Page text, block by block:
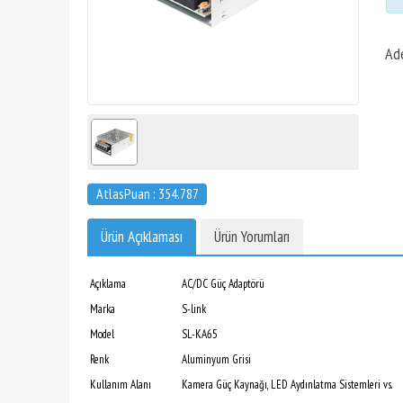
AtlasPuan : 354.787
Ürün Açıklaması Ürün Yorumları
Açıklama
AC/DC Güç Adaptörü
Marka
S-link
Model
SL-KA65
Renk
Aluminyum Grisi
Kullanım Alanı
Kamera Güç Kaynağı, LED Aydınlatma Sistemleri vs.